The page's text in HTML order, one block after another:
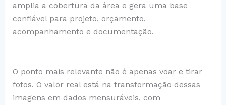
amplia a cobertura da área e gera uma base
confiável para projeto, orçamento,
acompanhamento e documentação.
O ponto mais relevante não é apenas voar e tirar
fotos. O valor real está na transformação dessas
imagens em dados mensuráveis, com